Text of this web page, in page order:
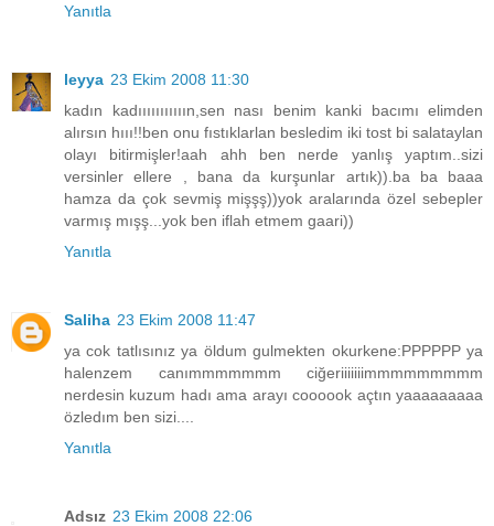
Yanıtla
leyya 23 Ekim 2008 11:30
kadın kadııııııııııın,sen nası benim kanki bacımı elimden
alırsın hııı!!ben onu fıstıklarlan besledim iki tost bi salataylan
olayı bitirmişler!aah ahh ben nerde yanlış yaptım..sizi
versinler ellere , bana da kurşunlar artık)).ba ba baaa
hamza da çok sevmiş mişşş))yok aralarında özel sebepler
varmış mışş...yok ben iflah etmem gaari))
Yanıtla
Saliha 23 Ekim 2008 11:47
ya cok tatlısınız ya öldum gulmekten okurkene:PPPPPP ya
halenzem canımmmmmmm ciğeriiiiiiimmmmmmmmm
nerdesin kuzum hadı ama arayı coooook açtın yaaaaaaaaa
özledım ben sizi....
Yanıtla
Adsız 23 Ekim 2008 22:06